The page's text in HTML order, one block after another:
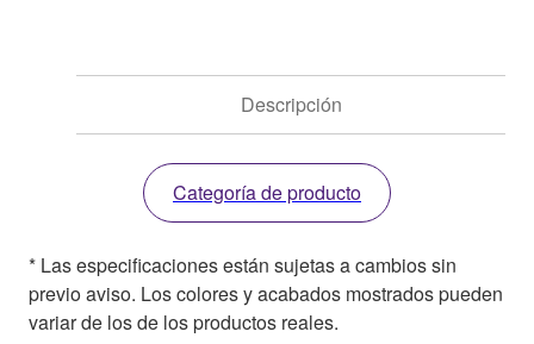
Descripción
Categoría de producto
* Las especificaciones están sujetas a cambios sin
previo aviso. Los colores y acabados mostrados pueden
variar de los de los productos reales.